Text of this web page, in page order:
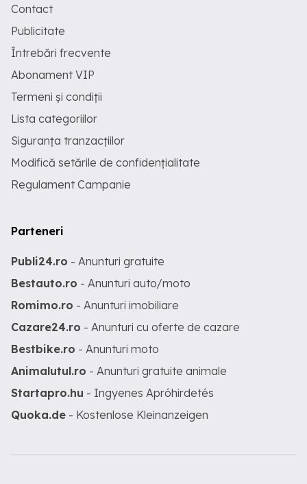
Contact
Publicitate
Întrebări frecvente
Abonament VIP
Termeni și condiții
Lista categoriilor
Siguranța tranzacțiilor
Modifică setările de confidențialitate
Regulament Campanie
Parteneri
Publi24.ro - Anunturi gratuite
Bestauto.ro - Anunturi auto/moto
Romimo.ro - Anunturi imobiliare
Cazare24.ro - Anunturi cu oferte de cazare
Bestbike.ro - Anunturi moto
Animalutul.ro - Anunturi gratuite animale
Startapro.hu - Ingyenes Apróhirdetés
Quoka.de - Kostenlose Kleinanzeigen